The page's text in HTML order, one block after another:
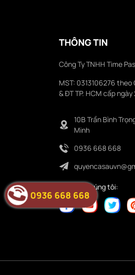
THÔNG TIN
Công Ty TNHH Time
MST: 0313106276 theo
& ĐT TP. HCM cấp ngày
10B Trần Bình
Minh
0936 668 668
Folower chúng tôi:
0936 668 668